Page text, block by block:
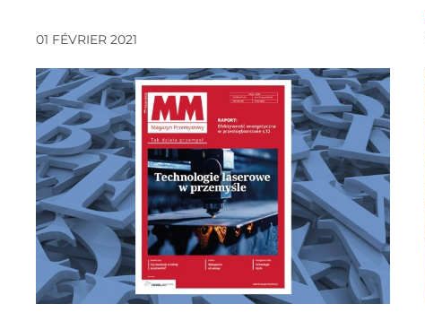
01 FÉVRIER 2021